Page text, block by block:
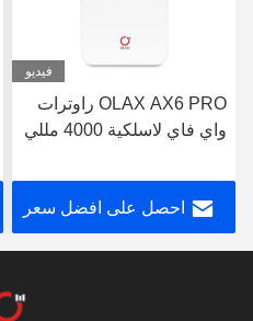
فيديو
OLAX AX6 PRO راوترات
واي فاي لاسلكية 4000 مللي
فاي راوتر B2 / 3/4/5/7/8/13
/ 28abاحصل على افضل سعر